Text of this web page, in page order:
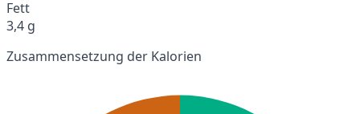
Fett
3,4 g
Zusammensetzung der Kalorien